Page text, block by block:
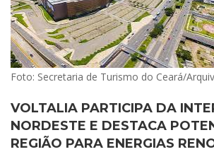
Foto: Secretaria de Turismo do Ceará/
VOLTALIA PARTICIPA DA
NORDESTE E DESTACA
REGIÃO PARA ENERGIAS